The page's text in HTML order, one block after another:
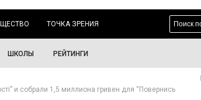
ТОЧКА ЗРЕНИЯ
ШКОЛЫ РЕЙТИНГИ
и собрали 1,5 миллиона гривен для “Повернись